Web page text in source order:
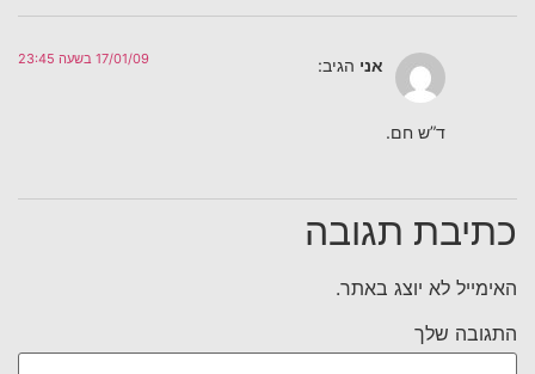
אני הגיב: 17/01/09 בשעה 23:45
ד”ש חם.
כתיבת תגובה
האימייל לא יוצג באתר.
התגובה שלך